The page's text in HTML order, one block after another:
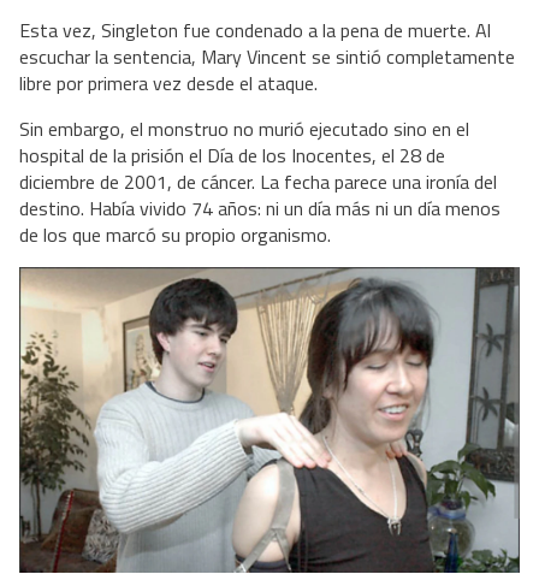
Esta vez, Singleton fue condenado a la pena de muerte. Al
escuchar la sentencia, Mary Vincent se sintió completamente
libre por primera vez desde el ataque.
Sin embargo, el monstruo no murió ejecutado sino en el
hospital de la prisión el Día de los Inocentes, el 28 de
diciembre de 2001, de cáncer. La fecha parece una ironía del
destino. Había vivido 74 años: ni un día más ni un día menos
de los que marcó su propio organismo.